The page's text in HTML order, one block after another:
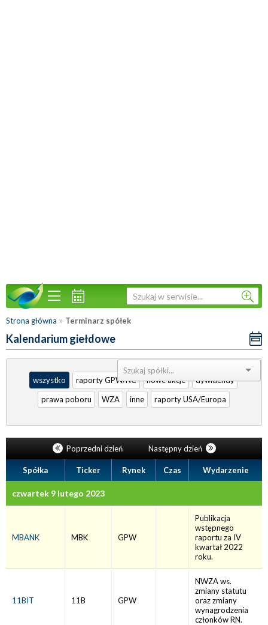
Strona główna » Terminarz spółek
Kalendarium giełdowe
Sortuj:
wszystko
raporty GPW/NC nowe akcje
dywidendy
prawa poboru
WZA inne raporty USA/Europa
Poprzedni dzień Następny dzień
Spółka Ticker Rynek Czas Wydarzenie
czwartek 9 lutego 2023
MBANK MBK GPW
Publikacja
wstępnego
raportu za IV
kwartał 2022
roku.
11BIT 11B GPW
NWZA ws.
zmiany statutu
oraz zmiany
wynagrodzenia
członków RN.